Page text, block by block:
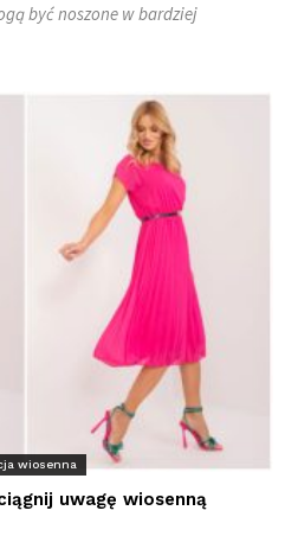
być noszone w bardziej
wiosenna
uwagę wiosenną